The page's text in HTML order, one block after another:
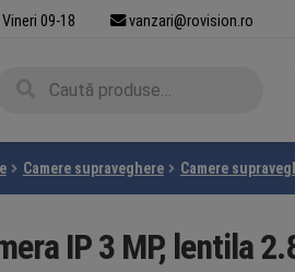
Vineri 09-18 vanzari@rovision.ro
Camere supraveghere Camere
IP 3 MP, lentila